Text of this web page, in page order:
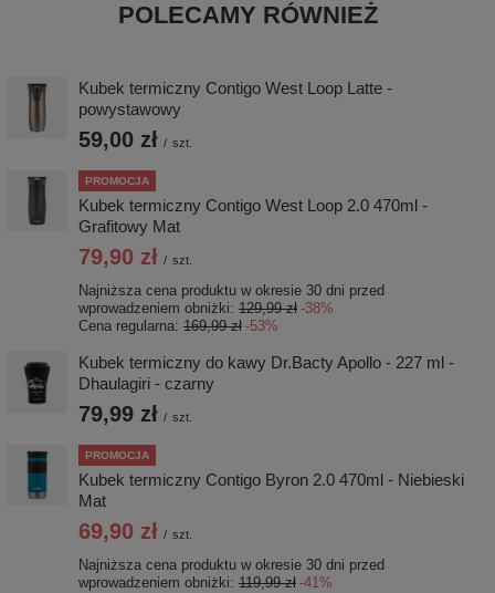
POLECAMY RÓWNIEŻ
Kubek termiczny Contigo West Loop Latte -
powystawowy
59,00 zł / szt.
PROMOCJA
Kubek termiczny Contigo West Loop 2.0 470ml -
Grafitowy Mat
79,90 zł / szt.
Najniższa cena produktu w okresie 30 dni przed
wprowadzeniem obniżki: 129,99 zł -38%
Cena regularna: 169,99 zł -53%
Kubek termiczny do kawy Dr.Bacty Apollo - 227 ml -
Dhaulagiri - czarny
79,99 zł / szt.
PROMOCJA
Kubek termiczny Contigo Byron 2.0 470ml - Niebieski
Mat
69,90 zł / szt.
Najniższa cena produktu w okresie 30 dni przed
wprowadzeniem obniżki: 119,99 zł -41%